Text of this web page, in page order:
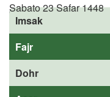
Sabato 23 Safar 1448
Imsak
Fajr
Dohr